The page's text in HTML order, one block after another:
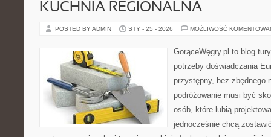
KUCHNIA REGIONALNA
POSTED BY ADMIN STY - 25 - 2026 MOŻLIWOŚĆ
GorąceWęgry.pl to blog
potrzeby doświadczania
przystępny, bez zbędnego
podróżowanie musi być
osób, które lubią
jednocześnie chcą